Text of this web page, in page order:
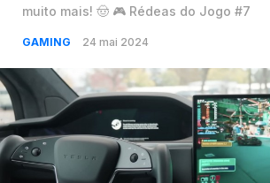
muito mais! 🤠 🎮 Rédeas do Jogo #7
GAMING 24 mai 2024